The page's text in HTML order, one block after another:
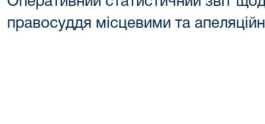
правосуддя місцевими та